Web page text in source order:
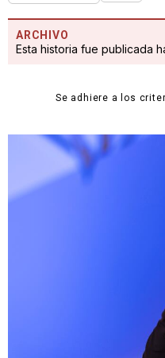
ARCHIVO
Esta historia fue publicada
Se adhiere a los